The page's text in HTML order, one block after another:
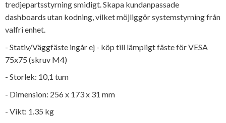
tredjepartsstyrning smidigt. Skapa kundanpassade
dashboards utan kodning, vilket möjliggör systemstyrning från
valfri enhet.
- Stativ/Väggfäste ingår ej - köp till lämpligt fäste för VESA
75x75 (skruv M4)
- Storlek: 10,1 tum
- Dimension: 256 x 173 x 31 mm
- Vikt: 1.35 kg